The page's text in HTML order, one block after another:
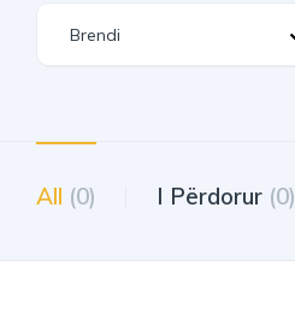
All (0) I Përdorur (0)